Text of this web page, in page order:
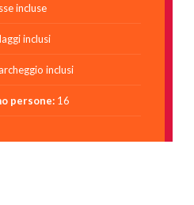
incluse
inclusi
inclusi
persone: 16